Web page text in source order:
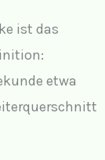
ist das
etwa